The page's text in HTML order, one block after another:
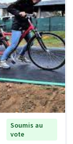
Soumis au
vote